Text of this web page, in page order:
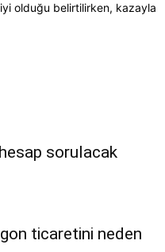
iyi olduğu belirtilirken, kazayla
sorulacak
ticaretini neden